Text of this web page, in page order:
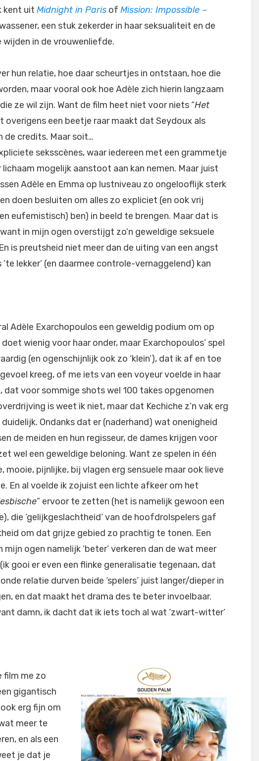
kent uit Midnight in Paris of Mission: Impossible –
een stuk zekerder in haar seksualiteit en de
wijden in de vrouwenliefde.
hun relatie, hoe daar scheurtjes in ontstaan, hoe die
maar vooral ook hoe Adèle zich hierin langzaam
ze wil zijn. Want de film heet niet voor niets “Het
overigens een beetje raar maakt dat Seydoux als
de credits. Maar soit…
seksscènes, waar iedereen met een grammetje
mogelijk aanstoot aan kan nemen. Maar juist
Adèle en Emma op lustniveau zo ongelooflijk sterk
doen besluiten om alles zo expliciet (en ook vrij
eufemistisch) ben) in beeld te brengen. Maar dat is
in mijn ogen overstijgt zo’n geweldige seksuele
is preutsheid niet meer dan de uiting van een angst
lekker’ (en daarmee controle-vernaggelend) kan
Adèle Exarchopoulos een geweldig podium om op
wienig voor haar onder, maar Exarchopoulos’ spel
(en ogenschijnlijk ook zo ‘klein’), dat ik af en toe
kreeg, of me iets van een voyeur voelde in haar
dat voor sommige shots wel 100 takes opgenomen
is weet ik niet, maar dat Kechiche z’n vak erg
Ondanks dat er (naderhand) wat onenigheid
de meiden en hun regisseur, de dames krijgen voor
wel een geweldige beloning. Want ze spelen in één
mooie, pijnlijke, bij vlagen erg sensuele maar ook lieve
En al voelde ik zojuist een lichte afkeer om het
” ervoor te zetten (het is namelijk gewoon een
die ‘gelijkgeslachtheid’ van de hoofdrolspelers gaf
om dat grijze gebied zo prachtig te tonen. Een
ogen namelijk ‘beter’ verkeren dan de wat meer
gooi er even een flinke generalisatie tegenaan, dat
relatie durven beide ‘spelers’ juist langer/dieper in
en dat maakt het drama des te beter invoelbaar.
damn, ik dacht dat ik iets toch al wat ‘zwart-witter’
film me zo
gigantisch
erg fijn om
meer te
en als een
je dat je